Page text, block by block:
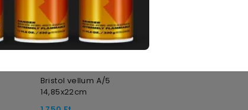
Bristol vellum A/5
14,85x22cm